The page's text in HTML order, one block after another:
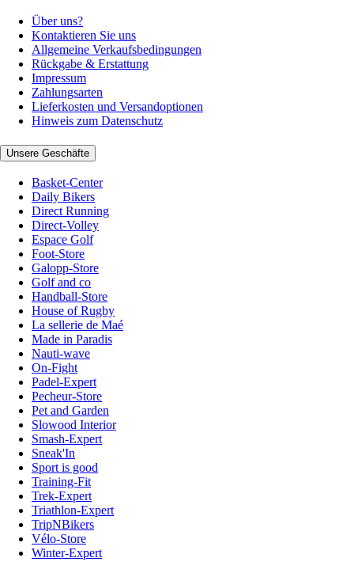
Über uns?
Kontaktieren Sie uns
Allgemeine Verkaufsbedingungen
Rückgabe & Erstattung
Impressum
Zahlungsarten
Lieferkosten und Versandoptionen
Hinweis zum Datenschutz
Unsere Geschäfte
Basket-Center
Daily Bikers
Direct Running
Direct-Volley
Espace Golf
Foot-Store
Galopp-Store
Golf and co
Handball-Store
House of Rugby
La sellerie de Maé
Made in Paradis
Nauti-wave
On-Fight
Padel-Expert
Pecheur-Store
Pet and Garden
Slowood Interior
Smash-Expert
Sneak'In
Sport is good
Training-Fit
Trek-Expert
Triathlon-Expert
TripNBikers
Vélo-Store
Winter-Expert